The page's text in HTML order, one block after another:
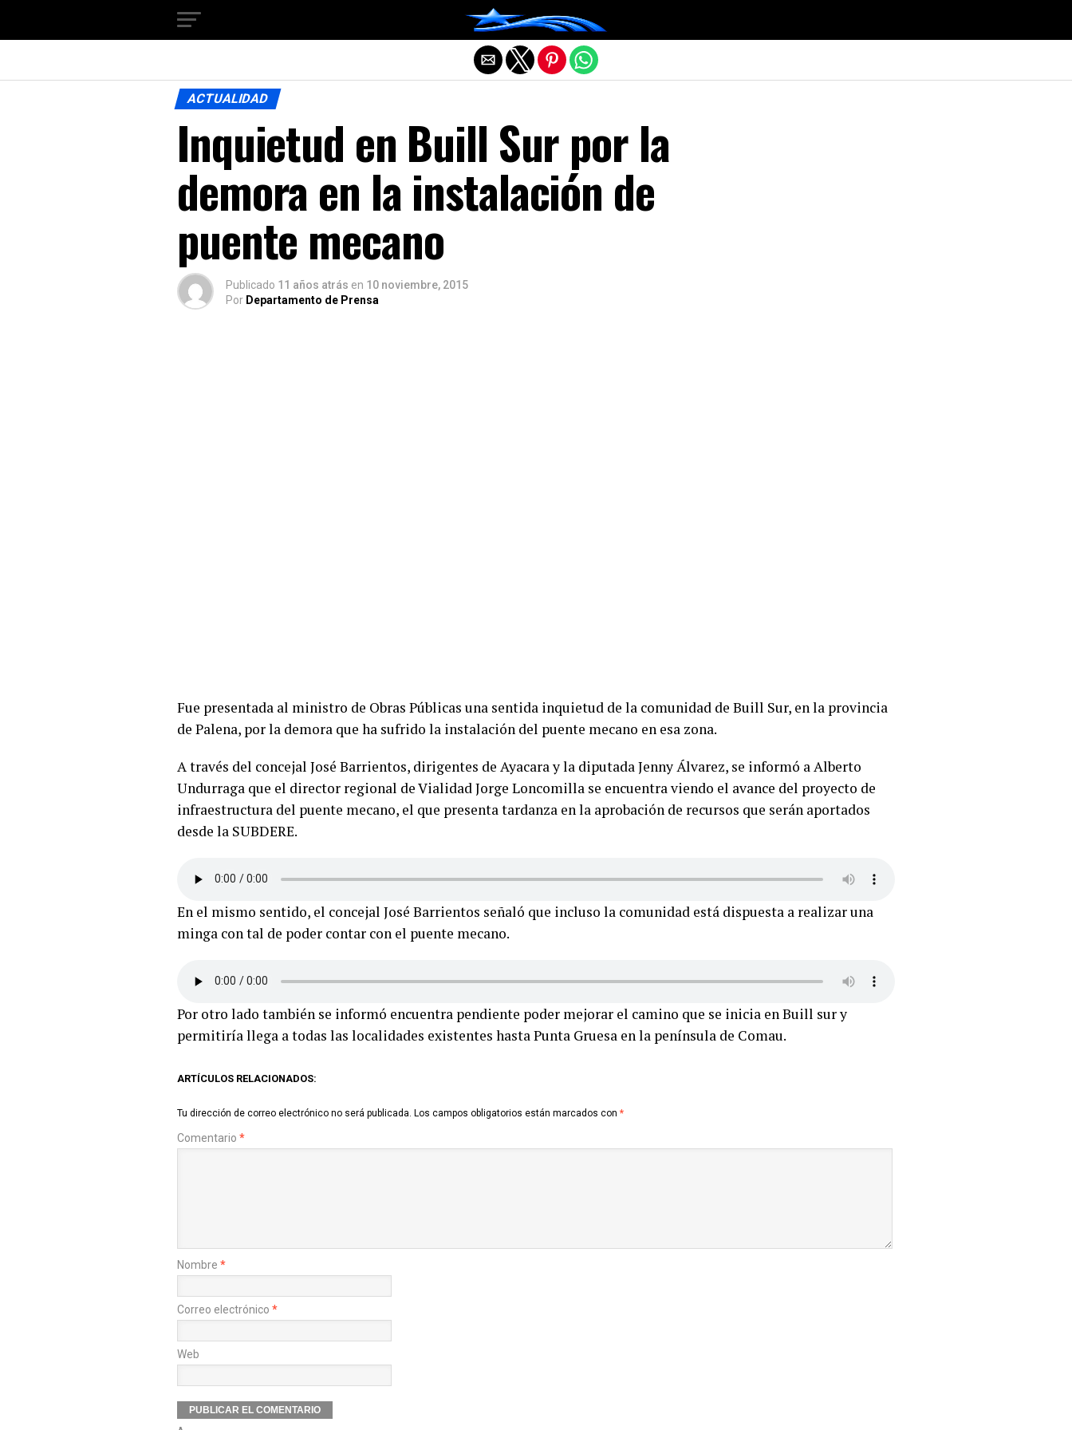
ACTUALIDAD
Inquietud en Buill Sur por la
demora en la instalación de
puente mecano
Publicado 11 años atrás en 10 noviembre, 2015
Por Departamento de Prensa
Fue presentada al ministro de Obras Públicas una sentida inquietud de la comunidad de Buill Sur, en la provincia
de Palena, por la demora que ha sufrido la instalación del puente mecano en esa zona.
A través del concejal José Barrientos, dirigentes de Ayacara y la diputada Jenny Álvarez, se informó a Alberto
Undurraga que el director regional de Vialidad Jorge Loncomilla se encuentra viendo el avance del proyecto de
infraestructura del puente mecano, el que presenta tardanza en la aprobación de recursos que serán aportados
desde la SUBDERE.
En el mismo sentido, el concejal José Barrientos señaló que incluso la comunidad está dispuesta a realizar una
minga con tal de poder contar con el puente mecano.
Por otro lado también se informó encuentra pendiente poder mejorar el camino que se inicia en Buill sur y
permitiría llega a todas las localidades existentes hasta Punta Gruesa en la península de Comau.
ARTÍCULOS RELACIONADOS:
Tu dirección de correo electrónico no será publicada. Los campos obligatorios están marcados con *
Comentario *
Nombre *
Correo electrónico *
Web
Salir de la versión móvil